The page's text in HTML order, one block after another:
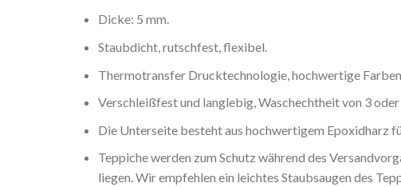
Dicke: 5 mm.
Staubdicht, rutschfest, flexibel.
Thermotransfer Drucktechnologie, hochwertige Farben
Verschleißfest und langlebig, Waschechtheit von 3 oder
Die Unterseite besteht aus hochwertigem Epoxidharz
Teppiche werden zum Schutz während des
liegen. Wir empfehlen ein leichtes Staubsaugen des